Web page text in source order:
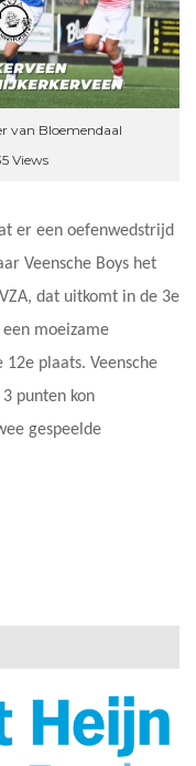
van Bloemendaal
Views
er een oefenwedstrijd
Veensche Boys het
dat uitkomt in de 3e
moeizame
plaats. Veensche
punten kon
gespeelde